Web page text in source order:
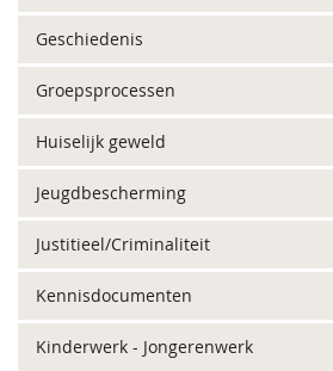
Geschiedenis
Groepsprocessen
Huiselijk geweld
Jeugdbescherming
Justitieel/Criminaliteit
Kennisdocumenten
Kinderwerk - Jongerenwerk